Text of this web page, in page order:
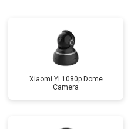
Xiaomi YI 1080p Dome
Camera